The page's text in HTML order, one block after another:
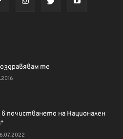
те
почистването на Национален